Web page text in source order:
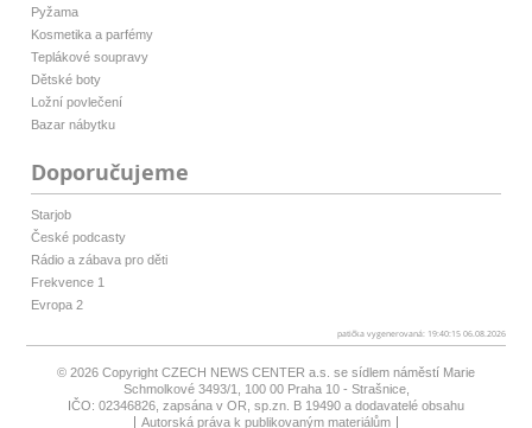
Pyžama
Kosmetika a parfémy
Teplákové soupravy
Dětské boty
Ložní povlečení
Bazar nábytku
Doporučujeme
Starjob
České podcasty
Rádio a zábava pro děti
Frekvence 1
Evropa 2
patička vygenerovaná: 19:40:15 06.08.2026
© 2026 Copyright CZECH NEWS CENTER a.s. se sídlem náměstí Marie
Schmolkové 3493/1, 100 00 Praha 10 - Strašnice,
IČO: 02346826, zapsána v OR, sp.zn. B 19490 a dodavatelé obsahu
Autorská práva k publikovaným materiálům